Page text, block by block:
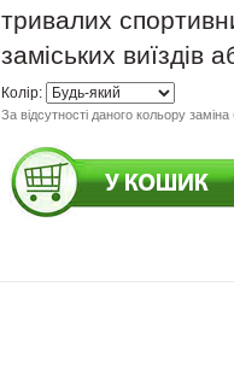
тривалих
заміських виїздів
Колір:
За відсутності даного кольору